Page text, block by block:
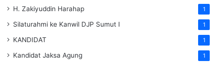
H. Zakiyuddin Harahap 1
Silaturahmi ke Kanwil DJP Sumut I 1
KANDIDAT 1
Kandidat Jaksa Agung 1